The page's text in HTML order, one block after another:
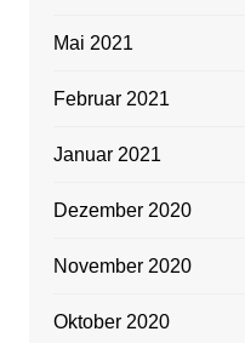
Mai 2021
Februar 2021
Januar 2021
Dezember 2020
November 2020
Oktober 2020